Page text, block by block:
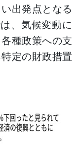
出発点となる
、気候変動に
種政策への支
定の財政措置